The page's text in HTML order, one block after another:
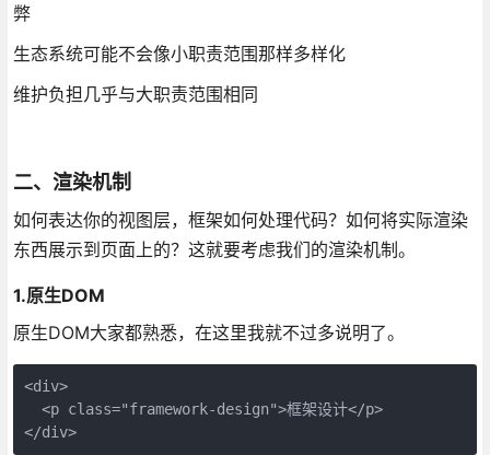
弊
生态系统可能不会像小职责范围那样多样化
维护负担几乎与大职责范围相同
二、渲染机制
如何表达你的视图层，框架如何处理代码？如何将实际渲染
东西展示到页面上的？这就要考虑我们的渲染机制。
1.原生DOM
原生DOM大家都熟悉，在这里我就不过多说明了。
<div>
  <p class="framework-design">框架设计</p>
</div>